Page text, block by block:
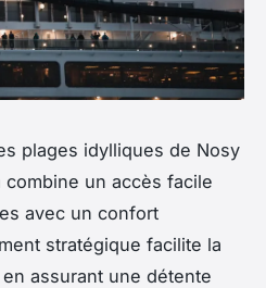
plages idylliques de Nosy
un accès facile
avec un confort
stratégique facilite la
assurant une détente